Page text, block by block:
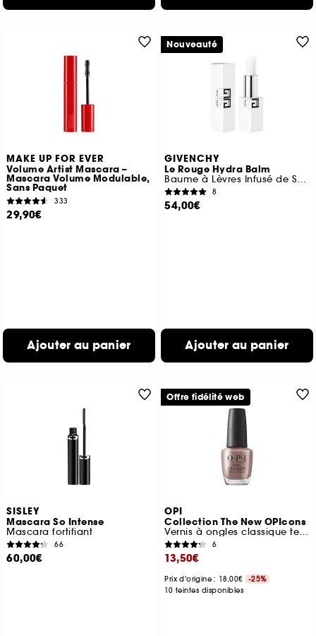
MAKE UP FOR EVER
Volume Artist Mascara –
Mascara Volume Modulable,
Sans Paquet
333
29,90€
Ajouter au panier
GIVENCHY
Le Rouge Hydra Balm
Baume à Lèvres Infusé de Soin
8
54,00€
Ajouter au panier
Nouveauté
SISLEY
Mascara So Intense
Mascara fortifiant
66
60,00€
OPI
Collection The New OPIcons
Vernis à ongles classique tenue jusqu'à 7 jours
6
13,50€
Prix d'origine : 18,00€
-25%
10 teintes disponibles
Offre fidélité web